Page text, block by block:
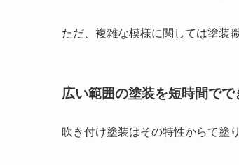
ただ、複雑な模様に関しては塗装
広い範囲の塗装を短時間でで
吹き付け塗装はその特性からて塗